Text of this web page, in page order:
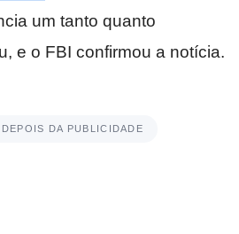
um tanto quanto
e o FBI confirmou a notícia.
DA PUBLICIDADE